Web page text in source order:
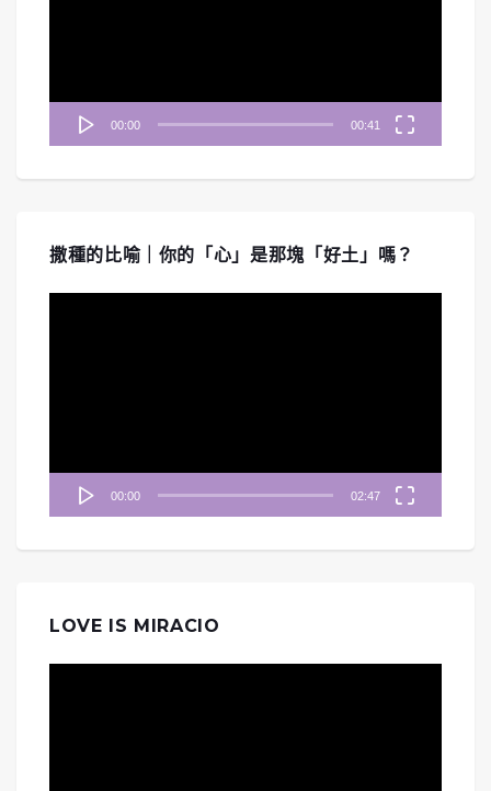
00:00 00:41
撒種的比喻｜你的「心」是那塊「好土」嗎？
00:00 02:47
LOVE IS MIRACIO